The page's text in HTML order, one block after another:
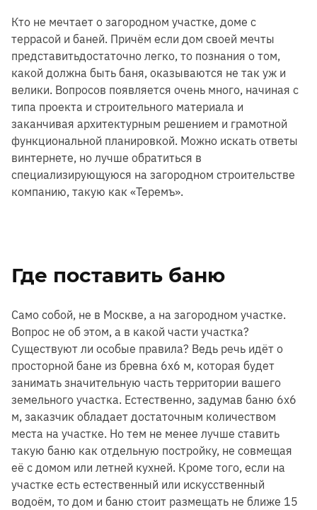
Кто не мечтает о загородном участке, доме с
террасой и баней. Причём если дом своей мечты
представитьдостаточно легко, то познания о том,
какой должна быть баня, оказываются не так уж и
велики. Вопросов появляется очень много, начиная с
типа проекта и строительного материала и
заканчивая архитектурным решением и грамотной
функциональной планировкой. Можно искать ответы
винтернете, но лучше обратиться в
специализирующуюся на загородном строительстве
компанию, такую как «Теремъ».
Где поставить баню
Само собой, не в Москве, а на загородном участке.
Вопрос не об этом, а в какой части участка?
Существуют ли особые правила? Ведь речь идёт о
просторной бане из бревна 6х6 м, которая будет
занимать значительную часть территории вашего
земельного участка. Естественно, задумав баню 6х6
м, заказчик обладает достаточным количеством
места на участке. Но тем не менее лучше ставить
такую баню как отдельную постройку, не совмещая
её с домом или летней кухней. Кроме того, если на
участке есть естественный или искусственный
водоём, то дом и баню стоит размещать не ближе 15